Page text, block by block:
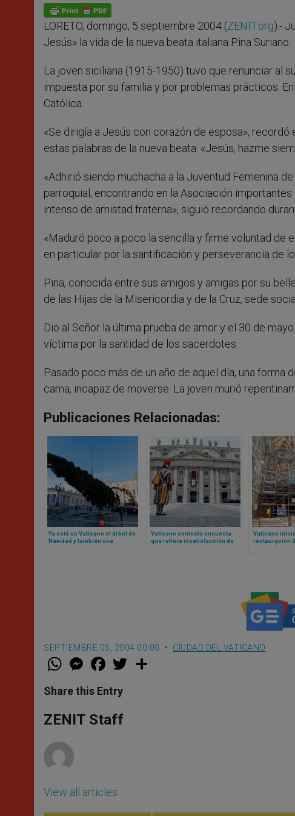
p
p
g
e
r
o
k
LORETO, domingo, 5 septiembre 2004 (ZENIT.org).-
Jesús» la vida de la nueva beata italiana Pina Suriano.
La joven siciliana (1915-1950) tuvo que renunciar al
impuesta por su familia y por problemas prácticos.
Católica.
«Se dirigía a Jesús con corazón de esposa»,
estas palabras de la nueva beata: «Jesús, hazme
«Adhirió siendo muchacha a la Juventud Femenina
parroquial, encontrando en la Asociación
intenso de amistad fraterna», siguió recordando
«Maduró poco a poco la sencilla y firme voluntad de
en particular por la santificación y perseverancia de
Pina, conocida entre sus amigos y amigas por su
de las Hijas de la Misericordia y de la Cruz, sede
Dio al Señor la última prueba de amor y el 30 de
víctima por la santidad de los sacerdotes.
Pasado poco más de un año de aquel día, una
cama, incapaz de moverse. La joven murió
Publicaciones Relacionadas:
Ya está en Vaticano el árbol de
Navidad y también una
Vaticano contesta encuesta
que refiere insatisfacción de
Vaticano
restauración
Miguel Ángel
SEPTIEMBRE 05, 2004 00:00 CIUDAD DEL VATICANO
W
t
s
p
p
M
e
s
e
g
e
F
a
e
b
o
k
w
Share this Entry
ZENIT Staff
View all articles